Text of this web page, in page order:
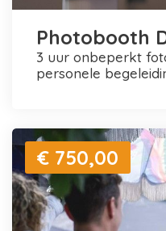
Photobooth
3 uur onbeperkt foto's maken en printen +
personele
€ 750,00